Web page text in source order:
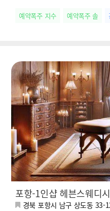
예약폭주 지수 예약폭주 솔
포항-1인샵 헤븐스웨디시
경북 포항시 남구 상도동 33-